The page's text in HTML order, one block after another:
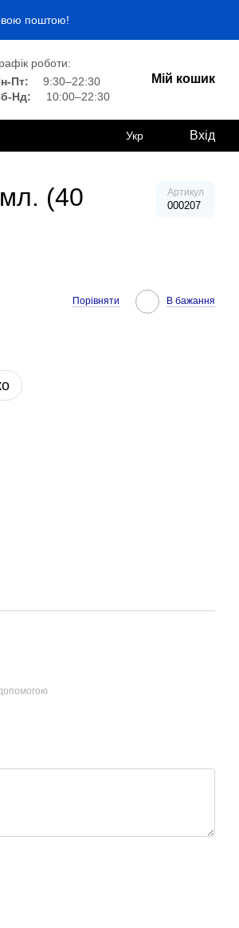
поштою!
роботи:
Пт:
9:30–22:30
Нд:
10:00–22:30
Мій кошик
Укр Вхід
(40
Артикул
000207
Порівняти В бажання